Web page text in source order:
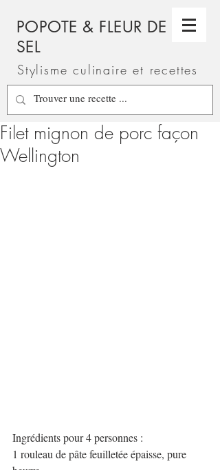
POPOTE & FLEUR DE
SEL
Stylisme culinaire et recettes
Filet mignon de porc façon
Wellington
Ingrédients pour 4 personnes :
1 rouleau de pâte feuilletée épaisse, pure